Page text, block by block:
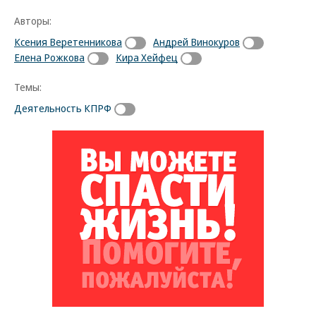
Авторы:
Ксения Веретенникова
Андрей Винокуров
Елена Рожкова
Кира Хейфец
Темы:
Деятельность КПРФ